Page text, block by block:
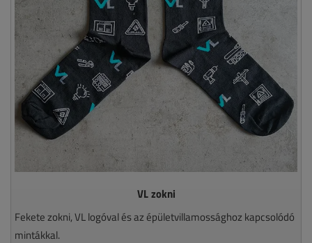
VL zokni
Fekete zokni, VL logóval és az épületvillamossághoz kapcsolódó
mintákkal.